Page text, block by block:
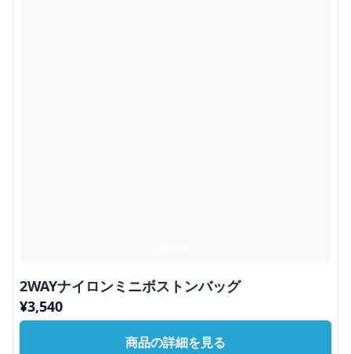
2WAYナイロンミニボストンバッグ
¥3,540
商品の詳細を見る